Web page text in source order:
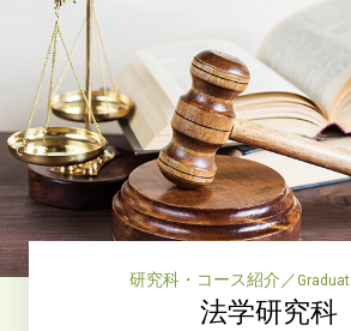
研究科・コース紹介／
法学研究科